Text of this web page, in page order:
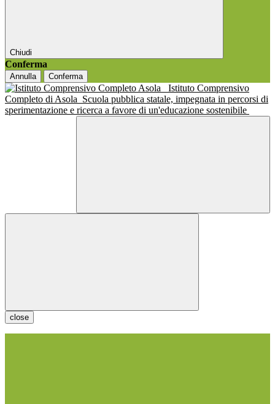
Chiudi
Conferma
Annulla Conferma
Istituto Comprensivo
Completo di Asola Scuola pubblica statale, impegnata in percorsi di
sperimentazione e ricerca a favore di un'educazione sostenibile
close